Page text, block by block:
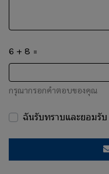
6 + 8 =
กรุณากรอกคำตอบของคุณ
ฉันรับทราบและยอมรับ